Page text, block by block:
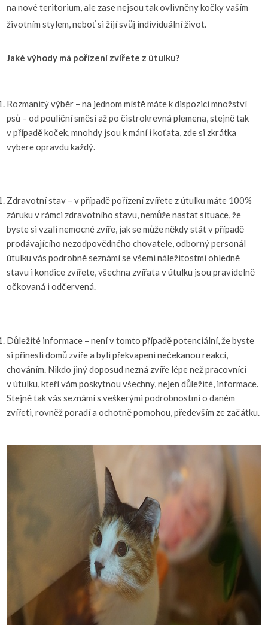
na nové teritorium, ale zase nejsou tak ovlivněny kočky vaším
životním stylem, neboť si žijí svůj individuální život.
Jaké výhody má pořízení zvířete z útulku?
Rozmanitý výběr – na jednom místě máte k dispozici množství
psů – od pouliční směsi až po čistrokrevná plemena, stejně tak
v případě koček, mnohdy jsou k mání i koťata, zde si zkrátka
vybere opravdu každý.
Zdravotní stav – v případě pořízení zvířete z útulku máte 100%
záruku v rámci zdravotního stavu, nemůže nastat situace, že
byste si vzali nemocné zvíře, jak se může někdy stát v případě
prodávajícího nezodpovědného chovatele, odborný personál
útulku vás podrobně seznámí se všemi náležitostmi ohledně
stavu i kondice zvířete, všechna zvířata v útulku jsou pravidelně
očkovaná i odčervená.
Důležité informace – není v tomto případě potenciální, že byste
si přinesli domů zvíře a byli překvapeni nečekanou reakcí,
chováním. Nikdo jiný doposud nezná zvíře lépe než pracovníci
v útulku, kteří vám poskytnou všechny, nejen důležité, informace.
Stejně tak vás seznámí s veškerými podrobnostmi o daném
zvířeti, rovněž poradí a ochotně pomohou, především ze začátku.